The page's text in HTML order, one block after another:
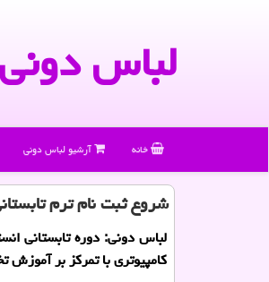
لباس دونی
خانه آرشیو لباس دونی
شروع ثبت نام ترم
لباس دونی: دوره تابستانی
کامپیوتری با تمرکز بر